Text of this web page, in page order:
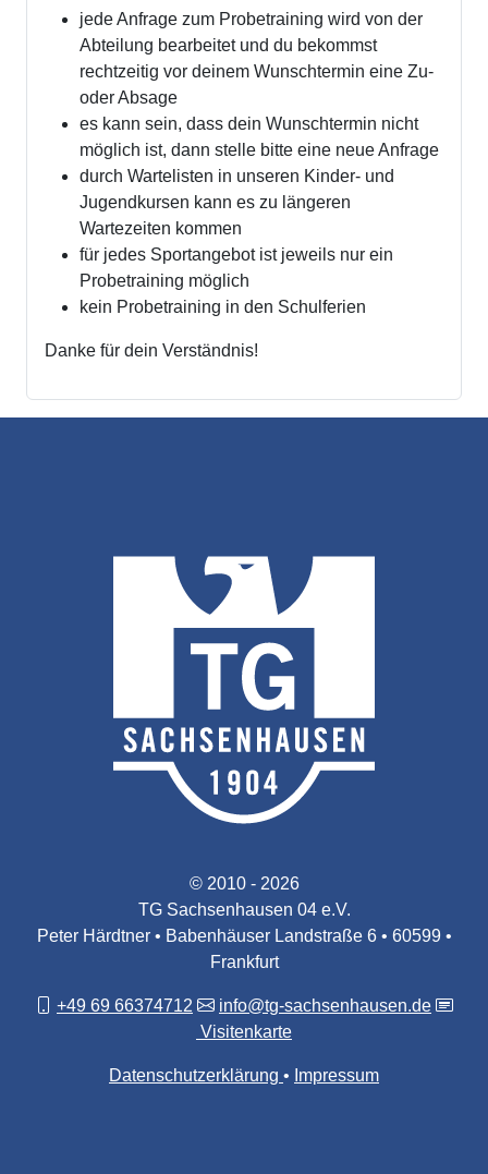
jede Anfrage zum Probetraining wird von der
Abteilung bearbeitet und du bekommst
rechtzeitig vor deinem Wunschtermin eine Zu-
oder Absage
es kann sein, dass dein Wunschtermin nicht
möglich ist, dann stelle bitte eine neue Anfrage
durch Wartelisten in unseren Kinder- und
Jugendkursen kann es zu längeren
Wartezeiten kommen
für jedes Sportangebot ist jeweils nur ein
Probetraining möglich
kein Probetraining in den Schulferien
Danke für dein Verständnis!
© 2010 - 2026
TG Sachsenhausen 04 e.V.
Peter Härdtner • Babenhäuser Landstraße 6 • 60599 •
Frankfurt
+49 69 66374712
info@tg-sachsenhausen.de
Visitenkarte
Datenschutzerklärung Impressum